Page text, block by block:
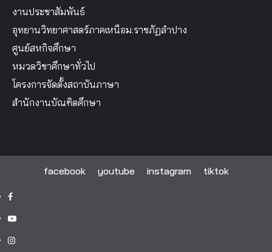
งานประชาสัมพันธ์
อุทยานวิทยาศาสตร์ภาคเหนือม.ราชภัฏลำปาง
ศูนย์สหกิจศึกษา
หมวดวิชาศึกษาทั่วไป
โครงการจัดตั้งสถาบันภาษา
สำนักงานบัณฑิตศึกษา
facebook youtube instagram tiktok
facebook
youtube
instagram